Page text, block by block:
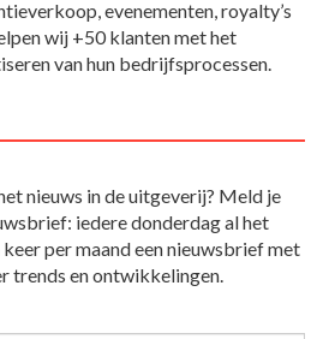
evenementen, royalty’s
wij +50 klanten met het
van hun bedrijfsprocessen.
nieuws in de uitgeverij? Meld je
iedere donderdag al het
keer per maand een nieuwsbrief met
trends en ontwikkelingen.